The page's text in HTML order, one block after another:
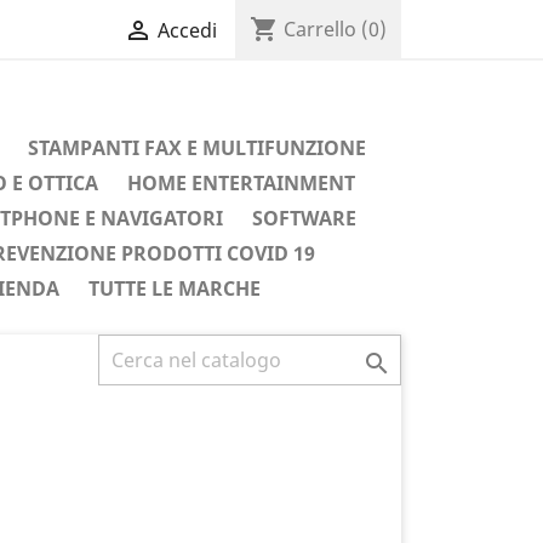
 Accedi shopping_cart Carrello (0)
STAMPANTI FAX E MULTIFUNZIONE
E OTTICA
HOME ENTERTAINMENT
E NAVIGATORI
SOFTWARE
PRODOTTI COVID 19
TUTTE LE MARCHE

Successivo